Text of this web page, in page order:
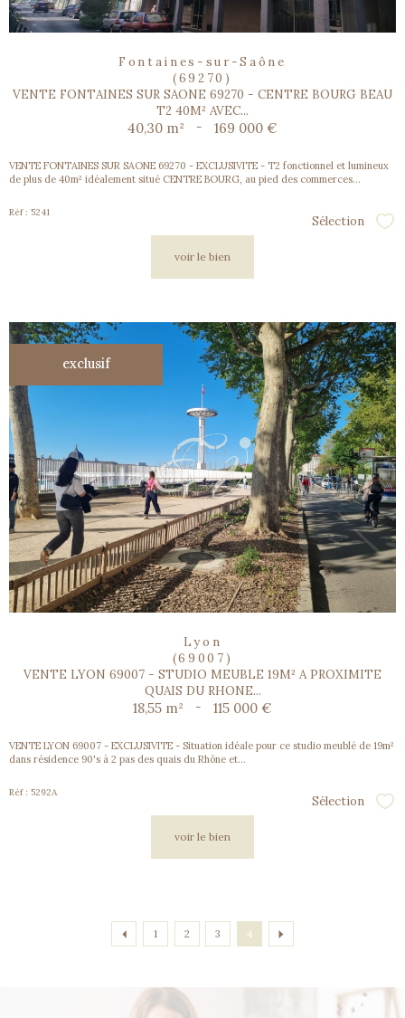
Fontaines-sur-Saône
(69270)
VENTE FONTAINES SUR SAONE 69270 - CENTRE BOURG BEAU
T2 40M² AVEC...
40,30 m² - 169 000 €
VENTE FONTAINES SUR SAONE 69270 - EXCLUSIVITE - T2 fonctionnel et lumineux
de plus de 40m² idéalement situé CENTRE BOURG, au pied des commerces...
Réf : 5241
Sélection
voir le bien
exclusif
Lyon
(69007)
VENTE LYON 69007 - STUDIO MEUBLE 19M² A PROXIMITE
QUAIS DU RHONE...
18,55 m² - 115 000 €
VENTE LYON 69007 - EXCLUSIVITE - Situation idéale pour ce studio meublé de 19m²
dans résidence 90's à 2 pas des quais du Rhône et...
Réf : 5292A
Sélection
voir le bien
1 2 3 4